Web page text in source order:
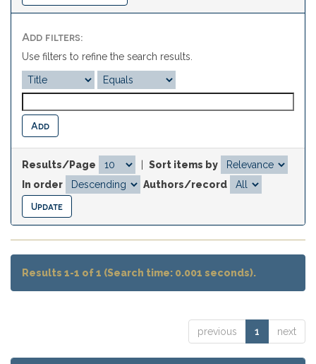
Add filters:
Use filters to refine the search results.
Results/Page
Sort items by
In order
Authors/record
Results 1-1 of 1 (Search time: 0.001 seconds).
previous 1 next